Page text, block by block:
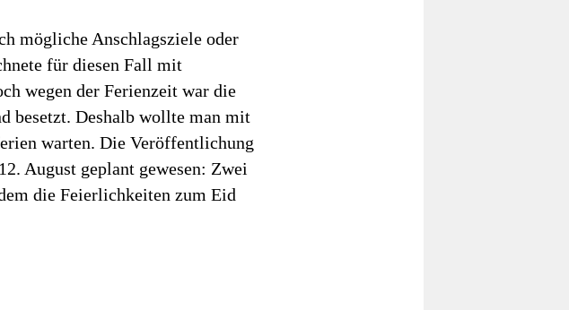
mögliche Anschlagsziele oder
für diesen Fall mit
wegen der Ferienzeit war die
besetzt. Deshalb wollte man mit
warten. Die Veröffentlichung
August geplant gewesen: Zwei
die Feierlichkeiten zum Eid